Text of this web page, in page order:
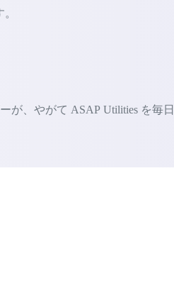
、やがて ASAP Utilities を毎